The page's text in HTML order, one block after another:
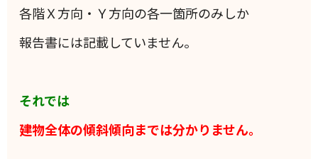
各階Ｘ方向・Ｙ方向の各一箇所のみしか
報告書には記載していません。
それでは
建物全体の傾斜傾向までは分かりません。